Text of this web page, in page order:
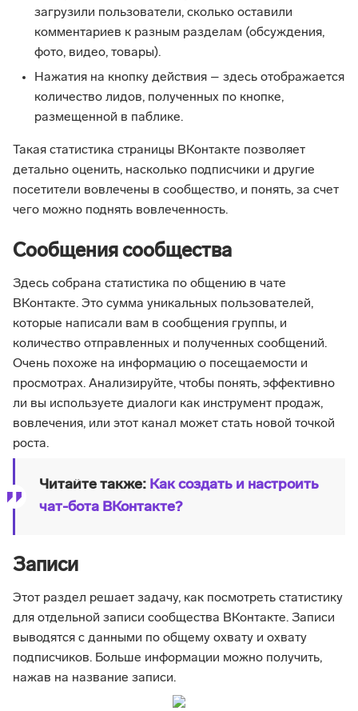
загрузили пользователи, сколько оставили
комментариев к разным разделам (обсуждения,
фото, видео, товары).
Нажатия на кнопку действия – здесь отображается
количество лидов, полученных по кнопке,
размещенной в паблике.
Такая статистика страницы ВКонтакте позволяет
детально оценить, насколько подписчики и другие
посетители вовлечены в сообщество, и понять, за счет
чего можно поднять вовлеченность.
Сообщения сообщества
Здесь собрана статистика по общению в чате
ВКонтакте. Это сумма уникальных пользователей,
которые написали вам в сообщения группы, и
количество отправленных и полученных сообщений.
Очень похоже на информацию о посещаемости и
просмотрах. Анализируйте, чтобы понять, эффективно
ли вы используете диалоги как инструмент продаж,
вовлечения, или этот канал может стать новой точкой
роста.
Читайте также: Как создать и настроить
чат-бота ВКонтакте?
Записи
Этот раздел решает задачу, как посмотреть статистику
для отдельной записи сообщества ВКонтакте. Записи
выводятся с данными по общему охвату и охвату
подписчиков. Больше информации можно получить,
нажав на название записи.